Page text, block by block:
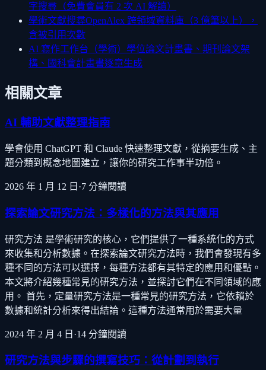
字搜尋（免費會員有 2 次 AI 解讀）
學術文獻搜尋OpenAlex 跨領域資料庫（3 億筆以上），
含被引用次數
AI 寫作工作台（學術） 學位論文計畫書、期刊論文架
構、國科會計畫書逐章生成
相關文章
AI 輔助文獻整理指南
學會使用 ChatGPT 和 Claude 快速整理文獻，從摘要生成、主
題分類到概念地圖建立，讓你的研究工作事半功倍。
2026 年 1 月 12 日 ·7 分鐘閱讀
探索論文研究方法：多樣化的方法與其應用
研究方法 是學術研究的核心，它們提供了一種系統化的方式
來收集和分析數據。在探索論文研究方法時，我們會發現有多
種不同的方法可以選擇，每種方法都有其特定的應用和優點。
本文將介紹幾種常見的研究方法，並探討它們在不同領域的應
用。 首先，定量研究方法是一種常見的研究方法，它依賴於
數據和統計分析來得出結論。這種方法通常用於需要大量
2024 年 2 月 4 日 ·14 分鐘閱讀
研究方法與步驟的撰寫技巧：從計劃到執行